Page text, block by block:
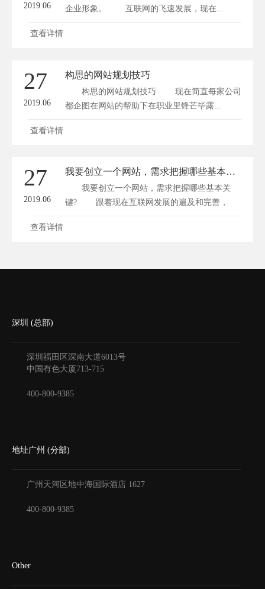
2019.06
企业形象。 互联网的飞速发展，现在...
查看详情
27
2019.06
构思的网站规划技巧
构思的网站规划技巧 现在简直每家公司
都企图在网站的帮助下在职业里锋芒毕露...
查看详情
27
2019.06
我要创立一个网站，需求把握哪些基本关键?
我要创立一个网站，需求把握哪些基本关
键? 跟着现在互联网发展的遍及和完善，
越...
查看详情
深圳 (总部)
深圳福田区深南大道6013号
中国有色大厦713-715
400-800-9385
地址广州 (分部)
广州天河区地中海国际酒店 1627
400-800-9385
Other